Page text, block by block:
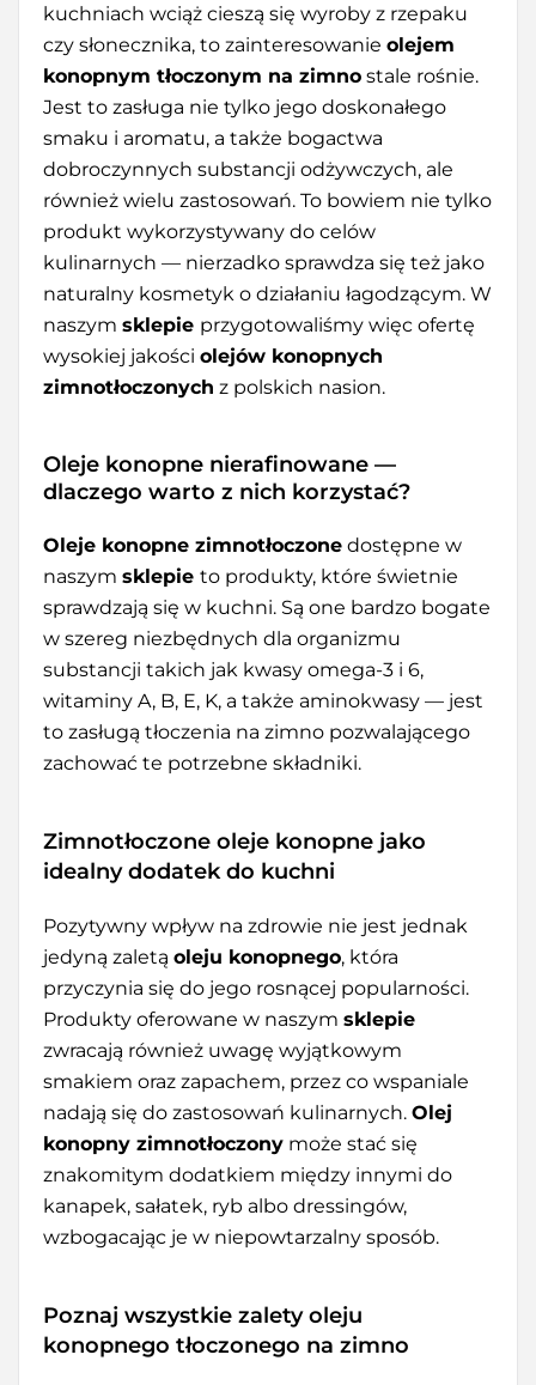
kuchniach wciąż cieszą się wyroby z rzepaku
czy słonecznika, to zainteresowanie olejem
konopnym tłoczonym na zimno stale rośnie.
Jest to zasługa nie tylko jego doskonałego
smaku i aromatu, a także bogactwa
dobroczynnych substancji odżywczych, ale
również wielu zastosowań. To bowiem nie tylko
produkt wykorzystywany do celów
kulinarnych — nierzadko sprawdza się też jako
naturalny kosmetyk o działaniu łagodzącym. W
naszym sklepie przygotowaliśmy więc ofertę
wysokiej jakości olejów konopnych
zimnotłoczonych z polskich nasion.
Oleje konopne nierafinowane —
dlaczego warto z nich korzystać?
Oleje konopne zimnotłoczone dostępne w
naszym sklepie to produkty, które świetnie
sprawdzają się w kuchni. Są one bardzo bogate
w szereg niezbędnych dla organizmu
substancji takich jak kwasy omega-3 i 6,
witaminy A, B, E, K, a także aminokwasy — jest
to zasługą tłoczenia na zimno pozwalającego
zachować te potrzebne składniki.
Zimnotłoczone oleje konopne jako
idealny dodatek do kuchni
Pozytywny wpływ na zdrowie nie jest jednak
jedyną zaletą oleju konopnego, która
przyczynia się do jego rosnącej popularności.
Produkty oferowane w naszym sklepie
zwracają również uwagę wyjątkowym
smakiem oraz zapachem, przez co wspaniale
nadają się do zastosowań kulinarnych. Olej
konopny zimnotłoczony może stać się
znakomitym dodatkiem między innymi do
kanapek, sałatek, ryb albo dressingów,
wzbogacając je w niepowtarzalny sposób.
Poznaj wszystkie zalety oleju
konopnego tłoczonego na zimno